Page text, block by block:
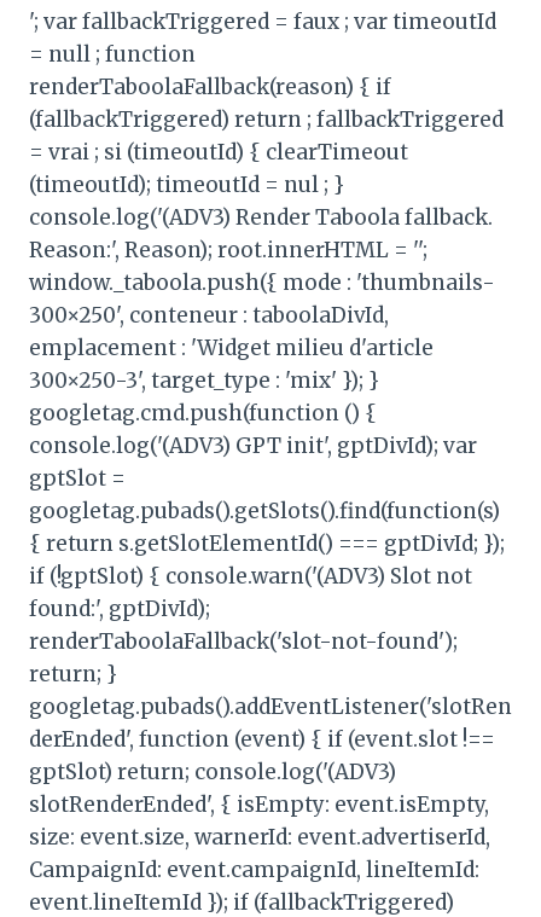
'; var fallbackTriggered = faux ; var timeoutId
= null ; function
renderTaboolaFallback(reason) { if
(fallbackTriggered) return ; fallbackTriggered
= vrai ; si (timeoutId) { clearTimeout
(timeoutId); timeoutId = nul ; }
console.log('(ADV3) Render Taboola fallback.
Reason:', Reason); root.innerHTML = '';
window._taboola.push({ mode : 'thumbnails-
300×250', conteneur : taboolaDivId,
emplacement : 'Widget milieu d'article
300×250-3', target_type : 'mix' }); }
googletag.cmd.push(function () {
console.log('(ADV3) GPT init', gptDivId); var
gptSlot =
googletag.pubads().getSlots().find(function(s)
{ return s.getSlotElementId() === gptDivId; });
if (!gptSlot) { console.warn('(ADV3) Slot not
found:', gptDivId);
renderTaboolaFallback('slot-not-found');
return; }
googletag.pubads().addEventListener('slotRen
derEnded', function (event) { if (event.slot !==
gptSlot) return; console.log('(ADV3)
slotRenderEnded', { isEmpty: event.isEmpty,
size: event.size, warnerId: event.advertiserId,
CampaignId: event.campaignId, lineItemId:
event.lineItemId }); if (fallbackTriggered)